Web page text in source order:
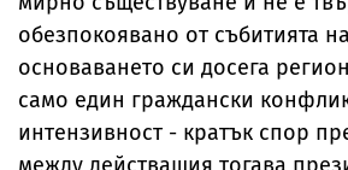
обезпокоявано от събитията
основаването си досега
само един граждански
интензивност - кратък спор